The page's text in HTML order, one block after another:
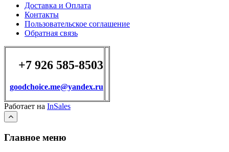
Доставка и Оплата
Контакты
Пользовательское соглашение
Обратная связь
+7 926 585-8503
goodchoice.me@yandex.ru
Работает на InSales
Главное меню